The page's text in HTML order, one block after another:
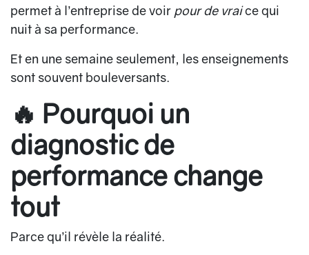
permet à l’entreprise de voir pour de vraice qui
nuit à sa performance.
Et en une semaine seulement, les enseignements
sont souvent bouleversants.
🔥 Pourquoi un
diagnostic de
performance change
tout
Parce qu’il révèle la réalité.